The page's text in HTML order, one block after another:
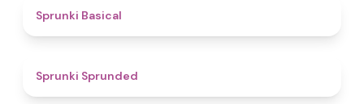
Sprunki Basical
Sprunki Sprunded